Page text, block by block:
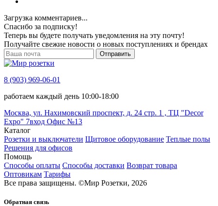
Загрузка комментариев...
Спасибо за подписку!
Теперь вы будете получать уведомления на эту почту!
Получайте свежие новости о новых поступлениях и брендах
Отправить
8 (903) 969-06-01
работаем каждый день 10:00-18:00
Москва, ул. Нахимовский проспект, д. 24 стр. 1 , ТЦ "Decor
Expo" 7вход Офис №13
Каталог
Розетки и выключатели Щитовое оборудование Теплые полы
Решения для офисов
Помощь
Способы оплаты Способы доставки Возврат товара
Оптовикам Тарифы
Все права защищены. ©Мир Розетки, 2026
Обратная связь